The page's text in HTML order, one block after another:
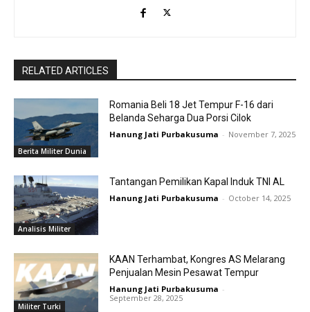
RELATED ARTICLES
Berita Militer Dunia
Romania Beli 18 Jet Tempur F-16 dari
Belanda Seharga Dua Porsi Cilok
Hanung Jati Purbakusuma - November 7, 2025
Analisis Militer
Tantangan Pemilikan Kapal Induk TNI AL
Hanung Jati Purbakusuma - October 14, 2025
Militer Turki
KAAN Terhambat, Kongres AS Melarang
Penjualan Mesin Pesawat Tempur
Hanung Jati Purbakusuma -
September 28, 2025